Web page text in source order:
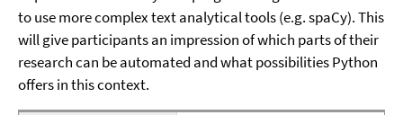
to use more complex text analytical tools (e.g. spaCy). This
will give participants an impression of which parts of their
research can be automated and what possibilities Python
offers in this context.